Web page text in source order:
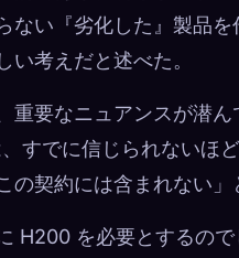
い『劣化した』製品
い考えだと述べた。
要なニュアンスが潜ん
すでに信じられないほ
契約には含まれない」
H200 を必要とするの